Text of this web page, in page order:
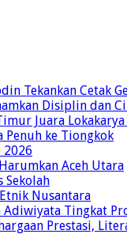
Tekankan Cetak
Disiplin dan
Juara
Penuh ke Tiongkok
2026
Aceh Utara
Sekolah
Nusantara
Adiwiyata Tingkat
Prestasi,